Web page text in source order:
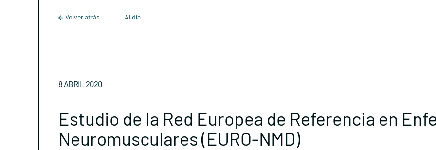
Main Navigation
Volver atrás Al día
8 ABRIL 2020
Estudio de la Red Europea de Referencia en
Neuromusculares (EURO-NMD)